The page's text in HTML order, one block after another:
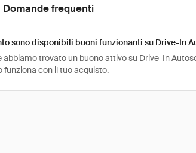
Domande frequenti
sono disponibili buoni funzionanti su Drive-In
abbiamo trovato un buono attivo su Drive-In
funziona con il tuo acquisto.